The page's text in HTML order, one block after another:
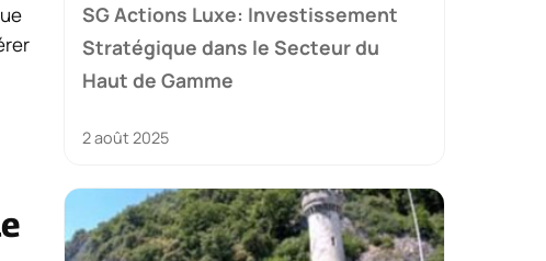
SG Actions Luxe: Investissement
Stratégique dans le Secteur du
Haut de Gamme
2 août 2025